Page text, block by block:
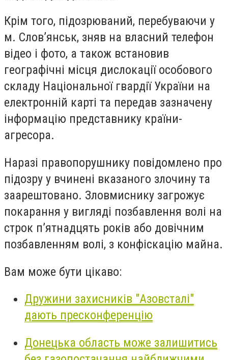
Крім того, підозрюваний, перебуваючи у
м. Слов’янськ, зняв на власний телефон
відео і фото, а також встановив
географічні місця дислокації особового
складу Національної гвардії України на
електронній карті та передав зазначену
інформацію представнику країни-
агресора.
Наразі правопорушнику повідомлено про
підозру у вчинені вказаного злочину та
заарештовано. Зловмиснику загрожує
покарання у вигляді позбавлення волі на
строк п’ятнадцять років або довічним
позбавленням волі, з конфіскацію майна.
Вам може бути цікаво:
Дружини захисників "Азовсталі"
дають пресконференцію
Донецька область може залишитись